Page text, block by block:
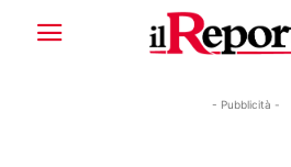
- Pubblicità -